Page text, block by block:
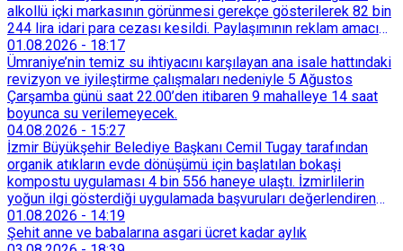
alkollü içki markasının görünmesi gerekçe gösterilerek 82 bin
244 lira idari para cezası kesildi. Paylaşımının reklam amacı
taşımadığını savunan Dören, cezanın iptali için yargıya
başvurdu.
01.08.2026 - 18:17
Ümraniye’nin temiz su ihtiyacını karşılayan ana isale hattındaki
revizyon ve iyileştirme çalışmaları nedeniyle 5 Ağustos
Çarşamba günü saat 22.00’den itibaren 9 mahalleye 14 saat
boyunca su verilemeyecek.
04.08.2026 - 15:27
İzmir Büyükşehir Belediye Başkanı Cemil Tugay tarafından
organik atıkların evde dönüşümü için başlatılan bokaşi
kompostu uygulaması 4 bin 556 haneye ulaştı. İzmirlilerin
yoğun ilgi gösterdiği uygulamada başvuruları değerlendiren
Tarımsal Hizmetler Dairesi Başkanlığı, farklı ilçelerde toplam
128 bokaşi kompost eğitimi düzenleyerek İzmirlileri
01.08.2026 - 14:19
Şehit anne ve babalarına asgari ücret kadar aylık